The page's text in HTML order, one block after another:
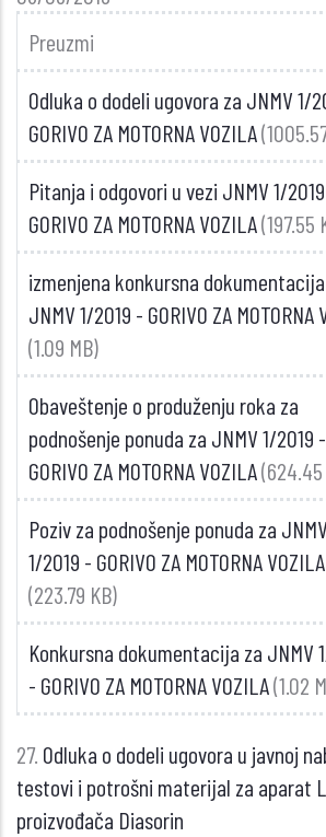
Preuzmi
Odluka o dodeli ugovora za JNMV 1/
GORIVO ZA MOTORNA VOZILA
Pitanja i odgovori u vezi JNMV 1/
GORIVO ZA MOTORNA VOZILA(197.55
izmenjena konkursna
JNMV 1/2019 - GORIVO ZA MOTORNA
(1.09 MB)
Obaveštenje o produženju roka za
podnošenje ponuda za JNMV 1/2019 -
GORIVO ZA MOTORNA VOZILA(624.45
Poziv za podnošenje ponuda za JNMV
1/2019 - GORIVO ZA MOTORNA VOZILA
(223.79 KB)
Konkursna dokumentacija za JNMV
- GORIVO ZA MOTORNA VOZILA(1.02
27. Odluka o dodeli ugovora u javnoj
testovi i potrošni materijal za aparat
proizvođača Diasorin